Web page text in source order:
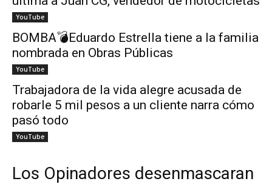
YouTube
BOMBA💣Eduardo Estrella tiene a la familia
nombrada en Obras Públicas
YouTube
Trabajadora de la vida alegre acusada de
robarle 5 mil pesos a un cliente narra cómo
pasó todo
YouTube
Los Opinadores desenmascaran